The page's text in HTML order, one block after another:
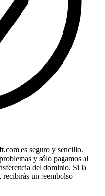
es seguro y sencillo.
y sólo pagamos al
del dominio. Si la
recibirás un reembolso